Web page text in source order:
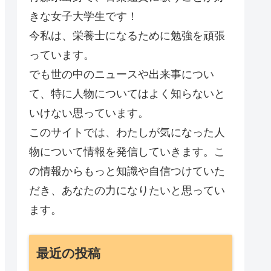
きな女子大学生です！
今私は、栄養士になるために勉強を頑張
っています。
でも世の中のニュースや出来事につい
て、特に人物についてはよく知らないと
いけない思っています。
このサイトでは、わたしが気になった人
物について情報を発信していきます。こ
の情報からもっと知識や自信つけていた
だき、あなたの力になりたいと思ってい
ます。
最近の投稿